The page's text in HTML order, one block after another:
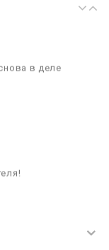
которая с
в деле